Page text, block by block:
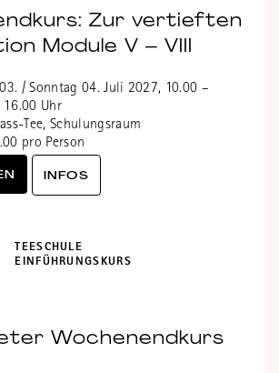
Zur vertieften
Module V – VIII
/ Sonntag 04. Juli 2027, 10.00 –
16.00 Uhr
Tee, Schulungsraum
pro Person
INFOS
TEESCHULE
EINFÜHRUNGSKURS
Wochenendkurs